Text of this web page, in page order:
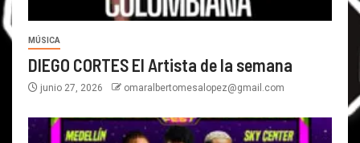
MÚSICA
DIEGO CORTES El Artista de la semana
junio 27, 2026 omaralbertomesalopez@gmail.com